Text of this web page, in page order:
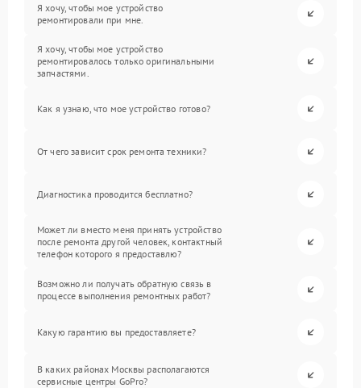
Я хочу, чтобы мое устройство
ремонтировали при мне.
Я хочу, чтобы мое устройство
ремонтировалось только оригинальными
запчастями.
Как я узнаю, что мое устройство готово?
От чего зависит срок ремонта техники?
Диагностика проводится бесплатно?
Может ли вместо меня принять устройство
после ремонта другой человек, контактный
телефон которого я предоставлю?
Возможно ли получать обратную связь в
процессе выполнения ремонтных работ?
Какую гарантию вы предоставляете?
В каких районах Москвы располагаются
сервисные центры GoPro?